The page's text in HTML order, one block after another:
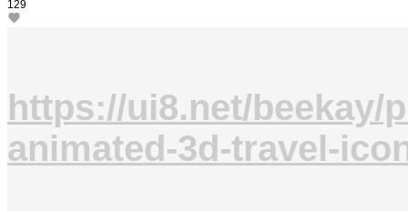
129
https://ui8.net/beekay/
animated-3d-travel-